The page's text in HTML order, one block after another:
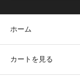
ホーム
カートを見る